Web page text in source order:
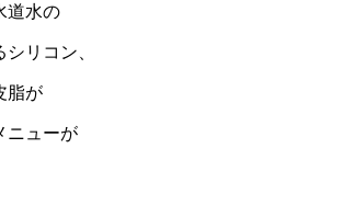
道水の
リコン、
脂が
ニューが